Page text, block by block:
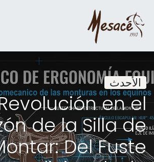
الأحدث
en el
de la Silla de
Del Fuste